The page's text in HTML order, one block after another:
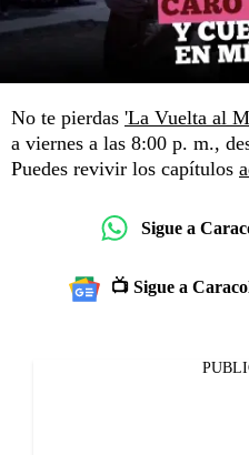
No te pierdas 'La Vuelta al
a viernes a las 8:00 p. m.,
Puedes revivir los capítulos
Sigue a
📺 Sigue a